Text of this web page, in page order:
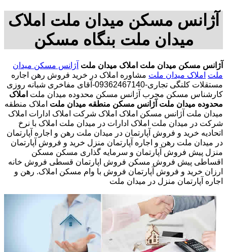
آژانس مسکن میدان ملت املاک
میدان ملت بنگاه مسکن
آژانس مسکن میدان ملت املاک میدان ملت آژانس مسکن میدان
ملت املاک میدان ملت مشاوره املاک در خرید فروش رهن اجاره
مستقلات کلنگی تجاری-09362467140-آقای مفاخری شبانه روزی
کارشناس مسکن مجرب آژانس مسکن محدوده میدان ملت املاک
محدوده میدان ملت آژانس مسکن منطقه میدان ملت املاک منطقه
میدان ملت آژانس مسکن املاک املاک شرکت املاک ادارات املاک
شرکت در میدان ملت املاک ادارات در میدان ملت املاک با نرخ
اتحادیه خرید و فروش آپارتمان در میدان ملت رهن و اجاره آپارتمان
در میدان ملت رهن و اجاره آپارتمان منزل خرید و فروش آپارتمان
منزل پیش فروش آپارتمان و سرمایه گذاری مسکن مسکن
اقساطی پیش فروش مسکن فروش اپارتمان قسطی فروش خانه
ارزان خرید و فروش آپارتمان فروش با وام مسکن املاک. رهن و
اجاره آپارتمان منزل در میدان ملت